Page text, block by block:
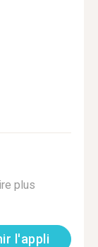
plus
l'appli